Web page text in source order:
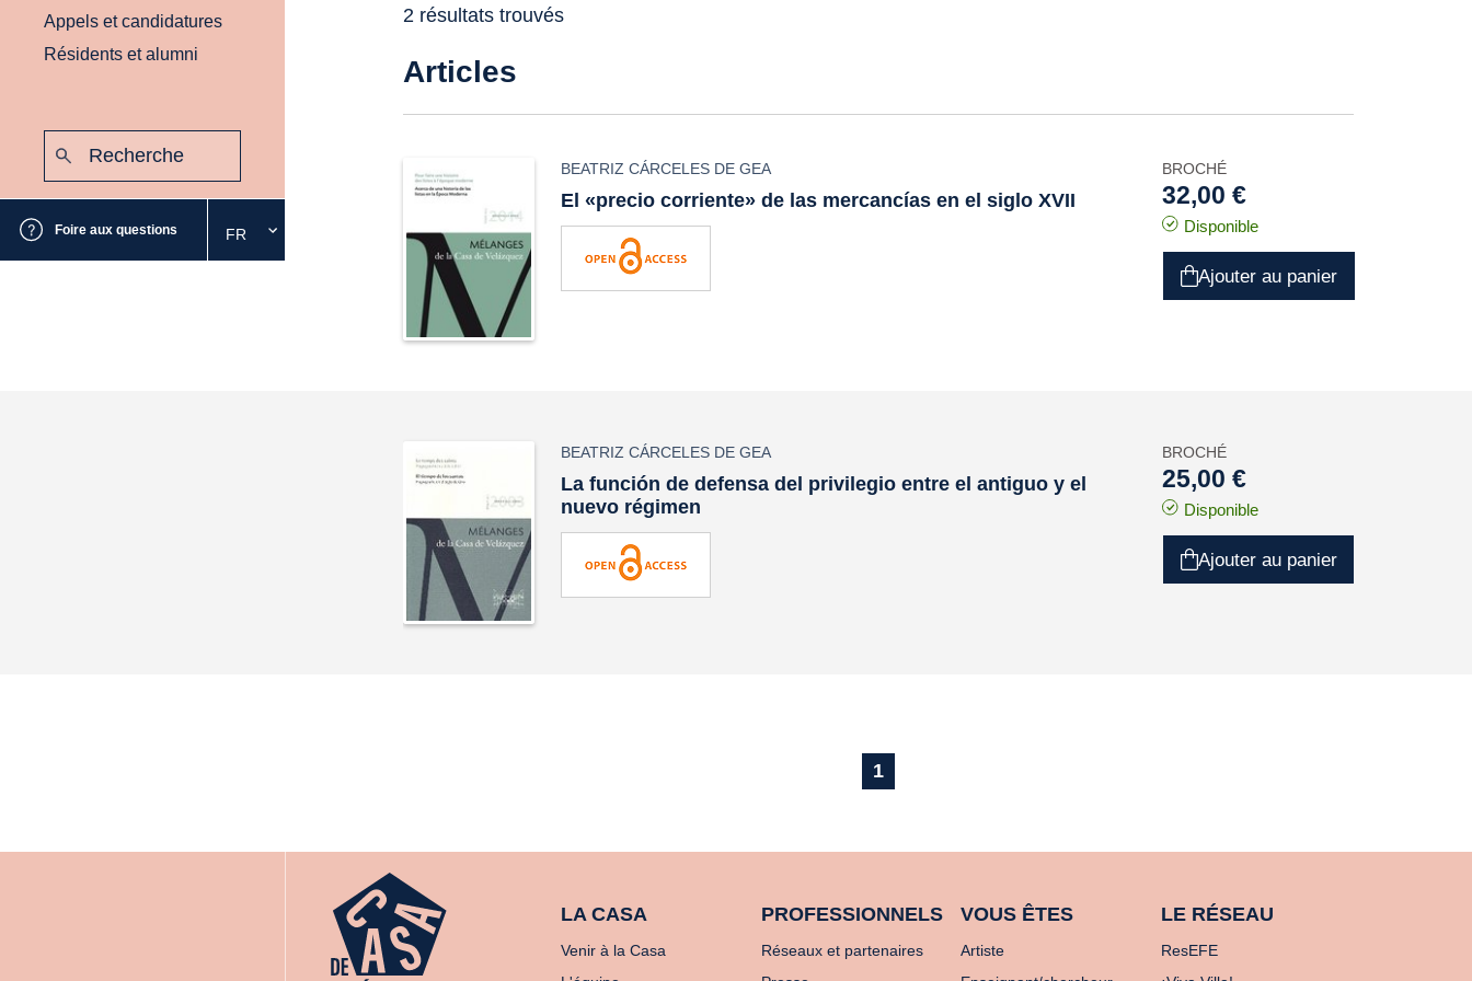
Appels et candidatures
Résidents et alumni
Foire aux questions
Sélectionnez
la
FR
2 résultats trouvés
Articles
BEATRIZ CÁRCELES DE GEA
El «precio corriente» de las mercancías en el siglo XVII
BROCHÉ
32,00 €
Disponible
Ajouter au panier
BEATRIZ CÁRCELES DE GEA
La función de defensa del privilegio entre el antiguo y el
nuevo régimen
BROCHÉ
25,00 €
Disponible
Ajouter au panier
1
LA CASA
Venir à la Casa
PROFESSIONNELS
Réseaux et partenaires
VOUS ÊTES
Artiste
LE RÉSEAU
ResEFE